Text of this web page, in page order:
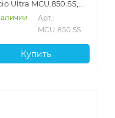
Ultra MCU.850.SS,
сталь
Арт.:
MCU.850.SS
Купить